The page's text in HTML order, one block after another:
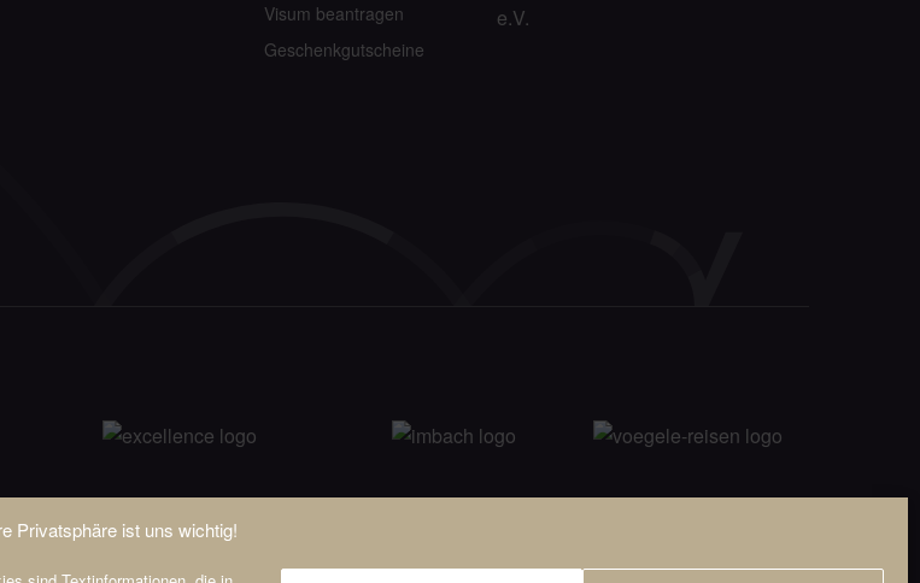
Privatsphäre ist uns wichtig!
Visum beantragen
Geschenkgutscheine
© 2026 Viamonda GmbH i.L.